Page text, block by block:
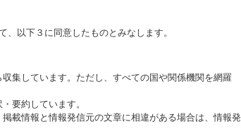
以下３に同意したものとみなします。
集しています。ただし、すべての国や関係機関を網羅
要約しています。
載情報と情報発信元の文章に相違がある場合は、情報発